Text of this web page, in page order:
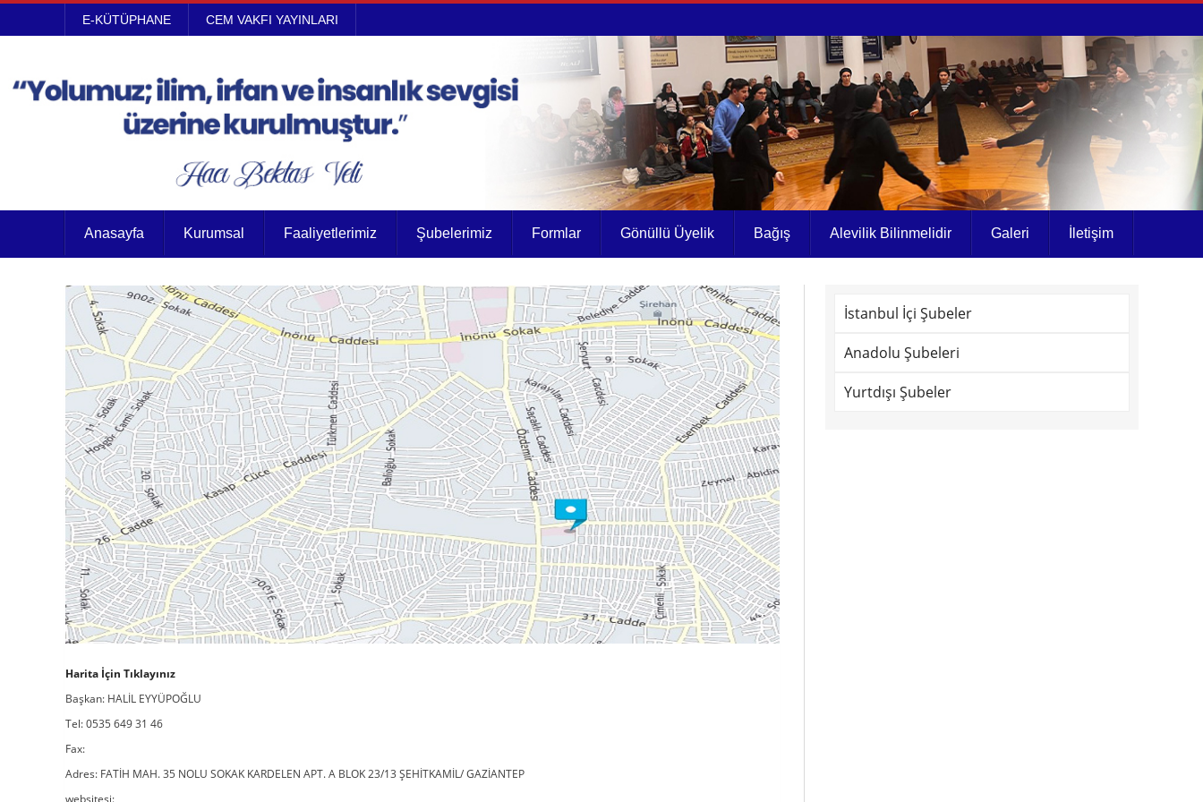
E-KÜTÜPHANE CEM VAKFI YAYINLARI
Anasayfa Kurumsal Faaliyetlerimiz Şubelerimiz Formlar Gönüllü Üyelik Bağış Alevilik Bilinmelidir Galeri İletişim
Harita İçin Tıklayınız
Başkan: HALİL EYYÜPOĞLU
Tel: 0535 649 31 46
Fax:
Adres: FATİH MAH. 35 NOLU SOKAK KARDELEN APT. A BLOK 23/13 ŞEHİTKAMİL/ GAZİANTEP
websitesi:
İstanbul İçi Şubeler
Anadolu Şubeleri
Yurtdışı Şubeler